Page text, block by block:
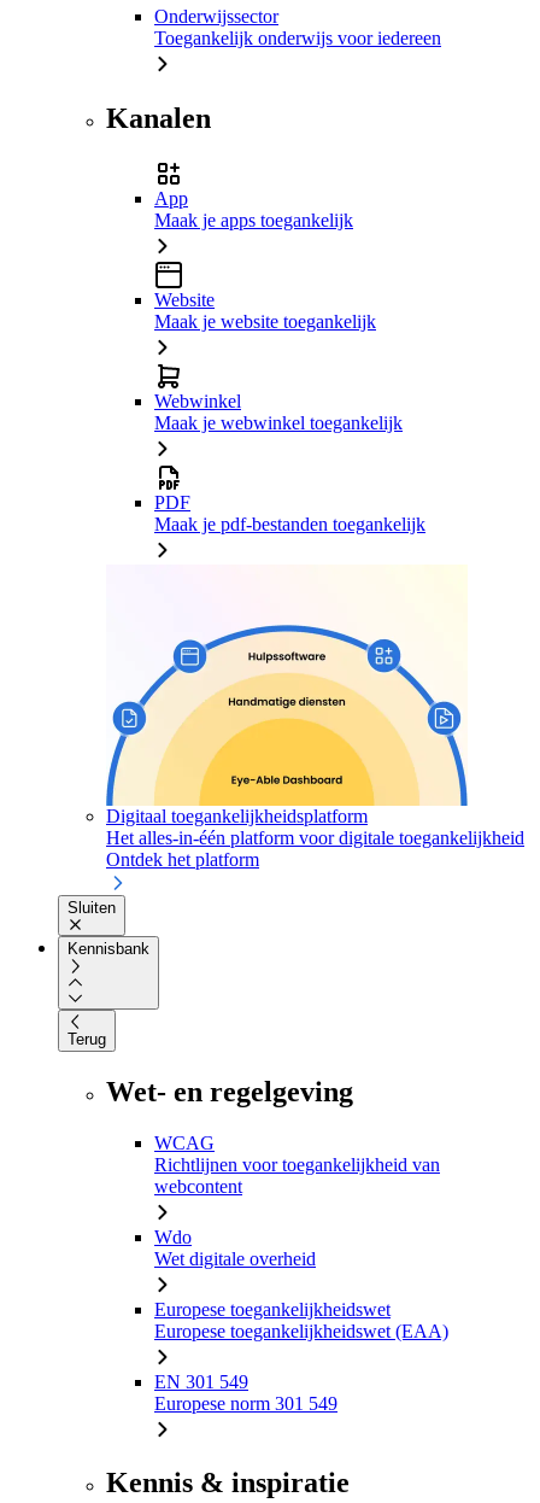
Onderwijssector
Toegankelijk onderwijs voor iedereen
Kanalen
App
Maak je apps toegankelijk
Website
Maak je website toegankelijk
Webwinkel
Maak je webwinkel toegankelijk
PDF
Maak je pdf-bestanden toegankelijk
Digitaal toegankelijkheidsplatform
Het alles-in-één platform voor digitale toegankelijkheid
Ontdek het platform
Sluiten
Kennisbank
Terug
Wet- en regelgeving
WCAG
Richtlijnen voor toegankelijkheid van
webcontent
Wdo
Wet digitale overheid
Europese toegankelijkheidswet
Europese toegankelijkheidswet (EAA)
EN 301 549
Europese norm 301 549
Kennis & inspiratie